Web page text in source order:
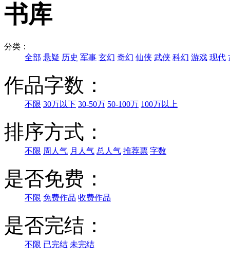
书库
分类：
全部 悬疑 历史 军事 玄幻 奇幻 仙侠 武侠 科幻 游戏 现代
作品字数：
不限 30万以下 30-50万 50-100万 100万以上
排序方式：
不限 周人气 月人气 总人气 推荐票 字数
是否免费：
不限 免费作品 收费作品
是否完结：
不限 已完结 未完结